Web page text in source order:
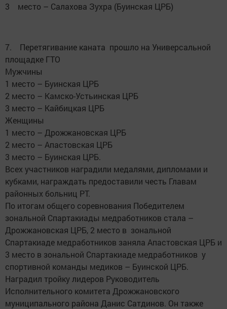
3 место – Салахова Зухра (Буинская ЦРБ)
7. Перетягивание каната прошло на Универсальной
площадке ГТО
Мужчины
1 место – Буинская ЦРБ
2 место – Камско-Устьинская ЦРБ
3 место – Кайбицкая ЦРБ
Женщины
1 место – Дрожжановская ЦРБ
2 место – Апастовская ЦРБ
3 место – Буинская ЦРБ.
Всех участников наградили медалями, дипломами и
кубками, награждать предоставили честь Главам
районных больниц РТ.
По итогам общего соревнования Победителем
зональной Спартакиады медработников стала –
Дрожжановская ЦРБ, 2 место в зональной
Спартакиаде медработников заняла Апастовская ЦРБ и
3 место в зональной Спартакиаде медработников у
спортивной команды медиков – Буинской ЦРБ.
Наградил тройку лидеров Руководитель
Исполнительного комитета Дрожжановского
муниципального района Данис Сатдинов. Он также